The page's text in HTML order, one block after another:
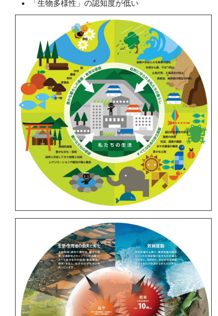
「生物多様性」の認知度が低い